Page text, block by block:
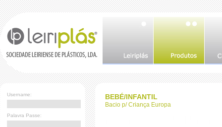
Username:
Palavra Passe:
BEBÉ/INFANTIL
Bacio p/ Criança Europa